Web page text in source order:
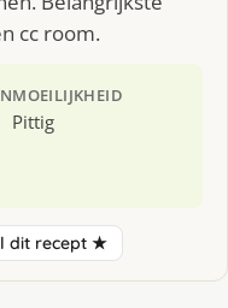
cc room.
MOEILIJKHEID
Pittig
dit recept ★